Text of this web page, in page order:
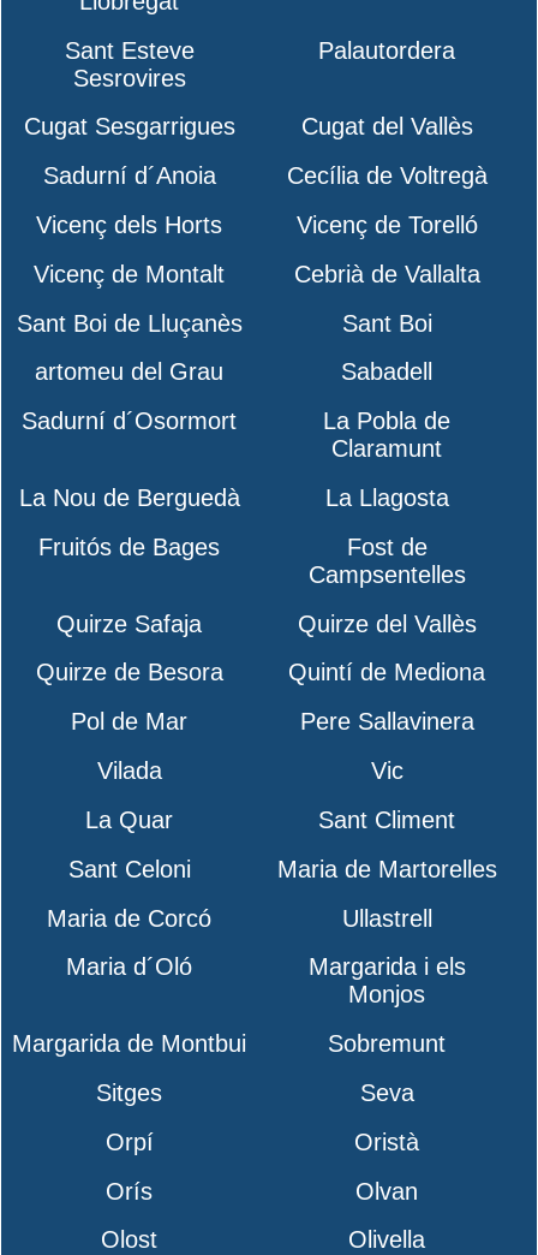
Sant Esteve
Sesrovires
Palautordera
Cugat Sesgarrigues
Cugat del Vallès
Sadurní d´Anoia
Cecília de Voltregà
Vicenç dels Horts
Vicenç de Torelló
Vicenç de Montalt
Cebrià de Vallalta
Sant Boi de Lluçanès
Sant Boi
artomeu del Grau
Sabadell
Sadurní d´Osormort
La Pobla de
Claramunt
La Nou de Berguedà
La Llagosta
Fruitós de Bages
Fost de
Campsentelles
Quirze Safaja
Quirze del Vallès
Quirze de Besora
Quintí de Mediona
Pol de Mar
Pere Sallavinera
Vilada
Vic
La Quar
Sant Climent
Sant Celoni
Maria de Martorelles
Maria de Corcó
Ullastrell
Maria d´Oló
Margarida i els
Monjos
Margarida de Montbui
Sobremunt
Sitges
Seva
Orpí
Oristà
Orís
Olvan
Olost
Olivella